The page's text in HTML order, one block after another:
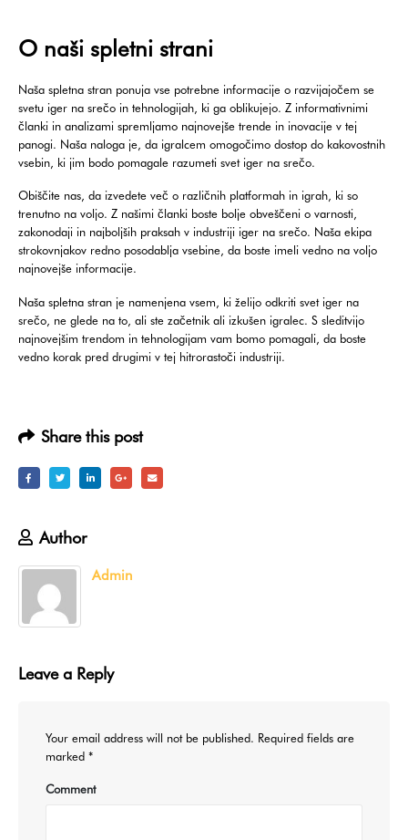
O naši spletni strani
Naša spletna stran ponuja vse potrebne informacije o razvijajočem se
svetu iger na srečo in tehnologijah, ki ga oblikujejo. Z informativnimi
članki in analizami spremljamo najnovejše trende in inovacije v tej
panogi. Naša naloga je, da igralcem omogočimo dostop do kakovostnih
vsebin, ki jim bodo pomagale razumeti svet iger na srečo.
Obiščite nas, da izvedete več o različnih platformah in igrah, ki so
trenutno na voljo. Z našimi članki boste bolje obveščeni o varnosti,
zakonodaji in najboljših praksah v industriji iger na srečo. Naša ekipa
strokovnjakov redno posodablja vsebine, da boste imeli vedno na voljo
najnovejše informacije.
Naša spletna stran je namenjena vsem, ki želijo odkriti svet iger na
srečo, ne glede na to, ali ste začetnik ali izkušen igralec. S sleditvijo
najnovejšim trendom in tehnologijam vam bomo pomagali, da boste
vedno korak pred drugimi v tej hitrorastoči industriji.
Share this post
Author
Admin
Leave a Reply
Your email address will not be published. Required fields are
marked *
Comment